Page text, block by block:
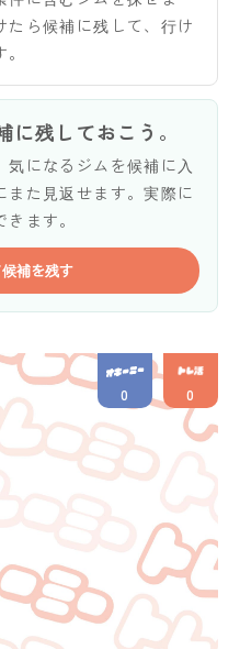
たら候補に残して、行け
残しておこう。
になるジムを候補に入
また見返せます。実際に
ます。
補を残す
0 0